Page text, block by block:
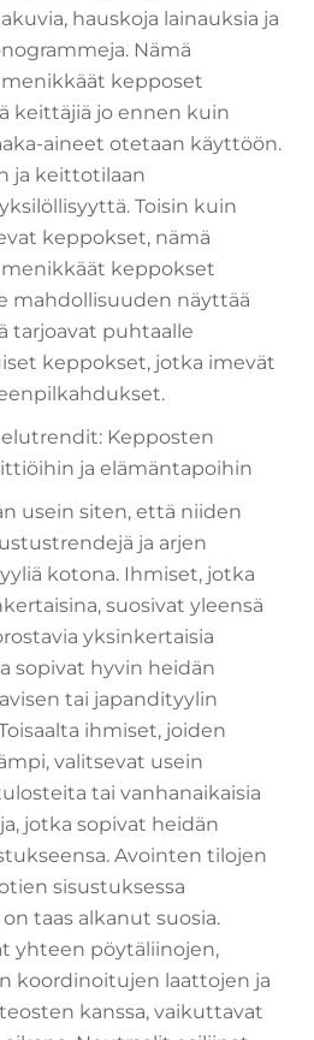
hauskoja lainauksia ja
Nämä
kepposet
keittäjiä jo ennen kuin
aineet otetaan käyttöön.
ja keittotilaan
Toisin kuin
keppokset, nämä
keppokset
mahdollisuuden näyttää
tarjoavat puhtaalle
keppokset, jotka imevät
Kepposten
ja elämäntapoihin
usein siten, että niiden
ja arjen
kotona. Ihmiset, jotka
suosivat yleensä
yksinkertaisia
sopivat hyvin heidän
tai japandityylin
ihmiset, joiden
valitsevat usein
tai vanhanaikaisia
jotka sopivat heidän
Avointen tilojen
sisustuksessa
taas alkanut suosia.
yhteen pöytäliinojen,
koordinoitujen laattojen ja
kanssa, vaikuttavat